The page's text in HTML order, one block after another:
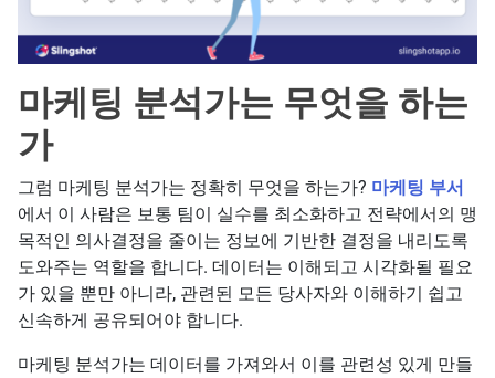
마케팅 분석가는 무엇을 하는
가
그럼 마케팅 분석가는 정확히 무엇을 하는가? 마케팅 부서
에서 이 사람은 보통 팀이 실수를 최소화하고 전략에서의 맹
목적인 의사결정을 줄이는 정보에 기반한 결정을 내리도록
도와주는 역할을 합니다. 데이터는 이해되고 시각화될 필요
가 있을 뿐만 아니라, 관련된 모든 당사자와 이해하기 쉽고
신속하게 공유되어야 합니다.
마케팅 분석가는 데이터를 가져와서 이를 관련성 있게 만들